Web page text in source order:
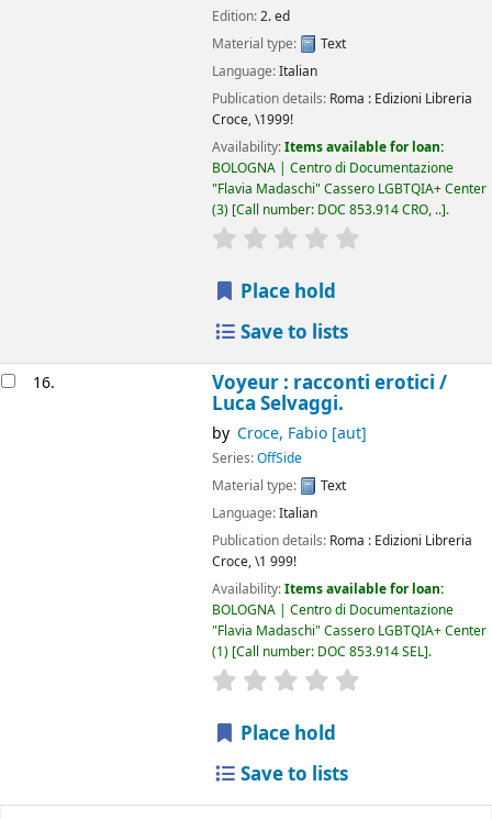
Edition:2. ed
Material type:
Text
Language:Italian
Publication details: Roma : Edizioni Libreria
Croce,\1999!
Availability:Items available for loan:
BOLOGNA | Centro di Documentazione
"Flavia Madaschi" Cassero LGBTQIA+ Center
(3) Call number: DOC 853.914 CRO, .. .
star rating
Place hold
Save to lists
16. Voyeur : racconti erotici /
Luca Selvaggi.
by Croce, Fabio[aut]
Series:OffSide
Material type:
Text
Language:Italian
Publication details: Roma : Edizioni Libreria
Croce, \1 999!
Availability:Items available for loan:
BOLOGNA | Centro di Documentazione
"Flavia Madaschi" Cassero LGBTQIA+ Center
(1) Call number: DOC 853.914 SEL .
star rating
Place hold
Save to lists